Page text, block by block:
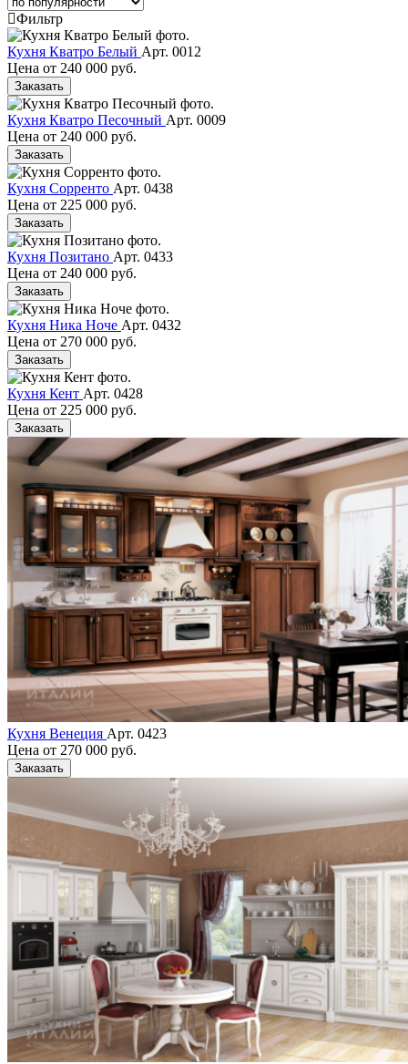
Фильтр
Кухня Кватро Белый Арт. 0012
Цена от 240 000 руб.
Заказать
Кухня Кватро Песочный Арт. 0009
Цена от 240 000 руб.
Заказать
Кухня Сорренто Арт. 0438
Цена от 225 000 руб.
Заказать
Кухня Позитано Арт. 0433
Цена от 240 000 руб.
Заказать
Кухня Ника Ноче Арт. 0432
Цена от 270 000 руб.
Заказать
Кухня Кент Арт. 0428
Цена от 225 000 руб.
Заказать
Кухня Венеция Арт. 0423
Цена от 270 000 руб.
Заказать